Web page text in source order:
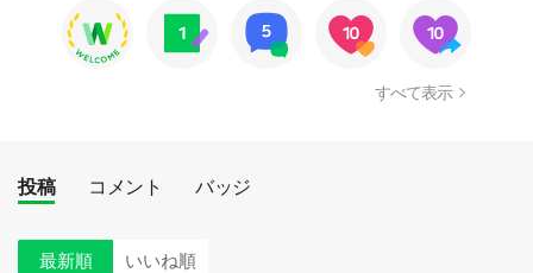
すべて表示
投稿 コメント バッジ
最新順 いいね順